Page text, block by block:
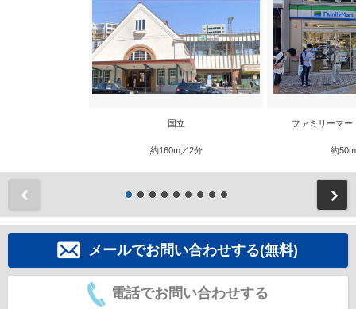
国立
約160m／2分
ファミリーマー
約
メールでお問い合わせする(無料)
電話でお問い合わせする